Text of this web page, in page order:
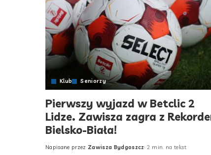
Klub Seniorzy
Pierwszy wyjazd w Betclic 2
Lidze. Zawisza zagra z
Bielsko-Biała!
Posted
Napisane przez Zawisza Bydgoszcz 2 min. na tekst